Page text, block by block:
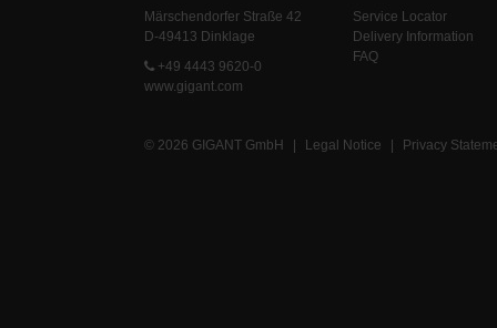
Märschendorfer Straße 42
D-49413 Dinklage
+49 4443 9620-0
www.gigant.com
Service Locator
Delivery Information
FAQ
© 2026 GIGANT GmbH | Legal Notice | Privacy